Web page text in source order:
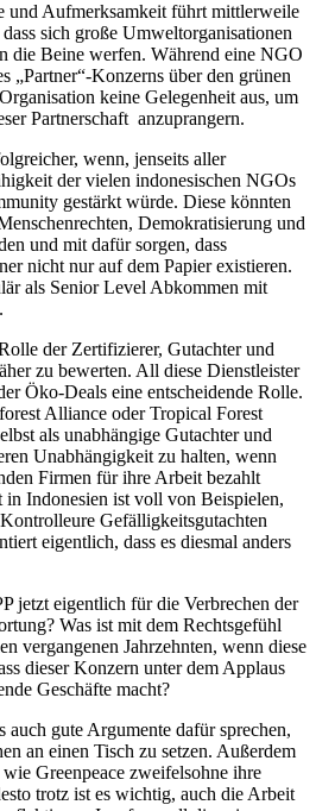
Aufmerksamkeit führt mittlerweile
sich große Umweltorganisationen
die Beine werfen. Während eine NGO
„Partner“-Konzerns über den grünen
keine Gelegenheit aus, um
Partnerschaft anzuprangern.
wenn, jenseits aller
der vielen indonesischen NGOs
gestärkt würde. Diese könnten
Demokratisierung und
und mit dafür sorgen, dass
nicht nur auf dem Papier existieren.
als Senior Level Abkommen mit
der Zertifizierer, Gutachter und
zu bewerten. All diese Dienstleister
Öko-Deals eine entscheidende Rolle.
Alliance oder Tropical Forest
als unabhängige Gutachter und
Unabhängigkeit zu halten, wenn
Firmen für ihre Arbeit bezahlt
in Indonesien ist voll von Beispielen,
Gefälligkeitsgutachten
eigentlich, dass es diesmal anders
jetzt eigentlich für die Verbrechen der
Was ist mit dem Rechtsgefühl
vergangenen Jahrzehnten, wenn diese
dieser Konzern unter dem Applaus
Geschäfte macht?
auch gute Argumente dafür sprechen,
an einen Tisch zu setzen. Außerdem
Greenpeace zweifelsohne ihre
trotz ist es wichtig, auch die Arbeit